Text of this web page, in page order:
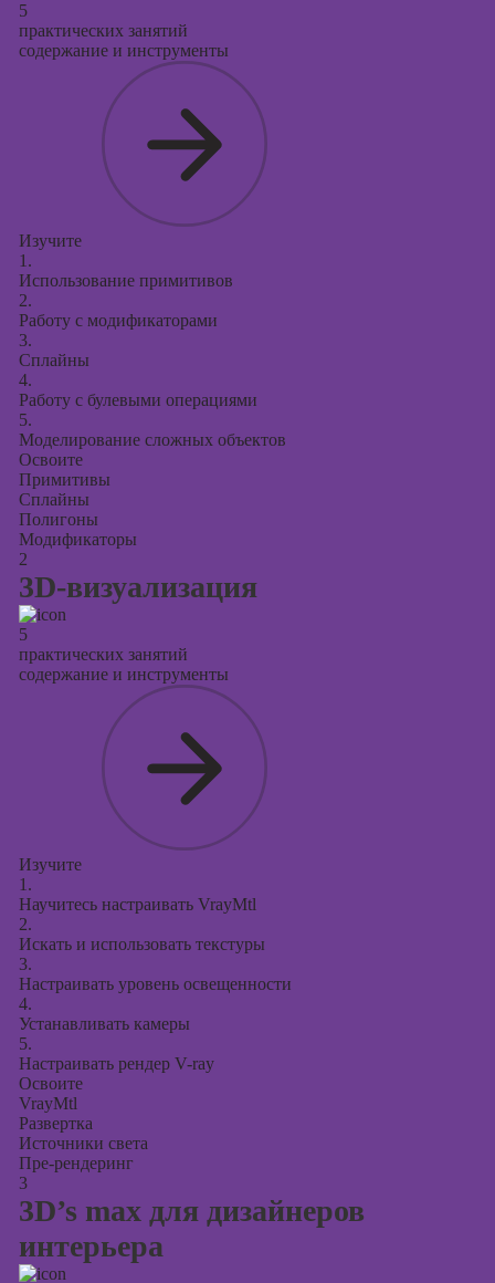
5
практических занятий
содержание и инструменты
Изучите
1.
Использование примитивов
2.
Работу с модификаторами
3.
Сплайны
4.
Работу с булевыми операциями
5.
Моделирование сложных объектов
Освоите
Примитивы
Сплайны
Полигоны
Модификаторы
2
3D-визуализация
5
практических занятий
содержание и инструменты
Изучите
1.
Научитесь настраивать VrayMtl
2.
Искать и использовать текстуры
3.
Настраивать уровень освещенности
4.
Устанавливать камеры
5.
Настраивать рендер V-ray
Освоите
VrayMtl
Развертка
Источники света
Пре-рендеринг
3
3D’s max для дизайнеров
интерьера